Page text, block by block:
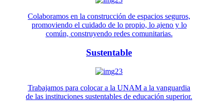
Colaboramos en la construcción de espacios seguros,
promoviendo el cuidado de lo propio, lo ajeno y lo
común, construyendo redes comunitarias.
Sustentable
Trabajamos para colocar a la UNAM a la vanguardia
de las instituciones sustentables de educación superior.